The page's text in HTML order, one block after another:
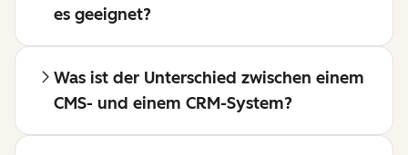
es geeignet?
Was ist der Unterschied zwischen einem
CMS- und einem CRM-System?